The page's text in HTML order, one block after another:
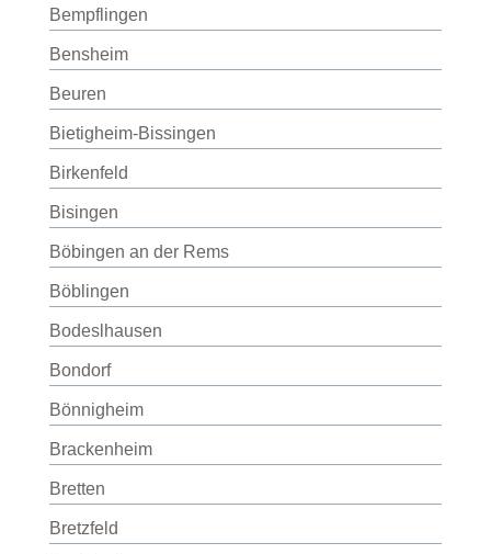
Bempflingen
Bensheim
Beuren
Bietigheim-Bissingen
Birkenfeld
Bisingen
Böbingen an der Rems
Böblingen
Bodeslhausen
Bondorf
Bönnigheim
Brackenheim
Bretten
Bretzfeld